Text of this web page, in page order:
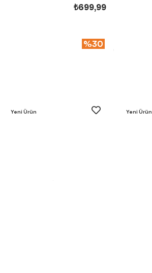
₺699,99
%30
Yeni Ürün Yeni Ürün